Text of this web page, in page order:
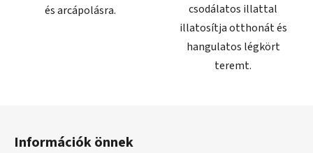
és arcápolásra.
csodálatos illattal
illatosítja otthonát és
hangulatos légkört
teremt.
Információk önnek